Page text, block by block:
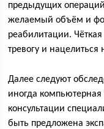
предыдущих
желаемый объём и
реабилитации.
тревогу и нацелиться
Далее следуют
иногда
консультации
быть предложена